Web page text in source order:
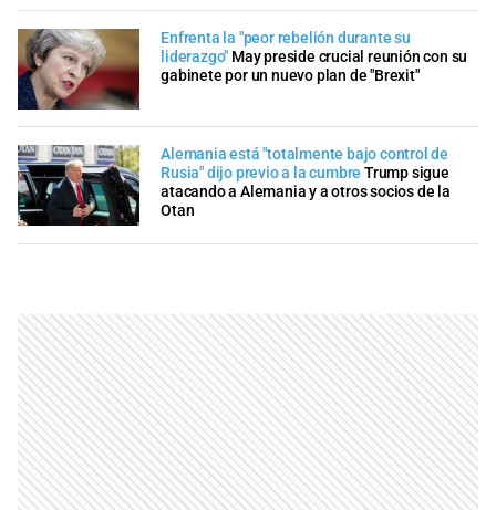
Enfrenta la "peor rebelión durante su
liderazgo" May preside crucial reunión con su
gabinete por un nuevo plan de "Brexit"
Alemania está "totalmente bajo control de
Rusia" dijo previo a la cumbre Trump sigue
atacando a Alemania y a otros socios de la
Otan